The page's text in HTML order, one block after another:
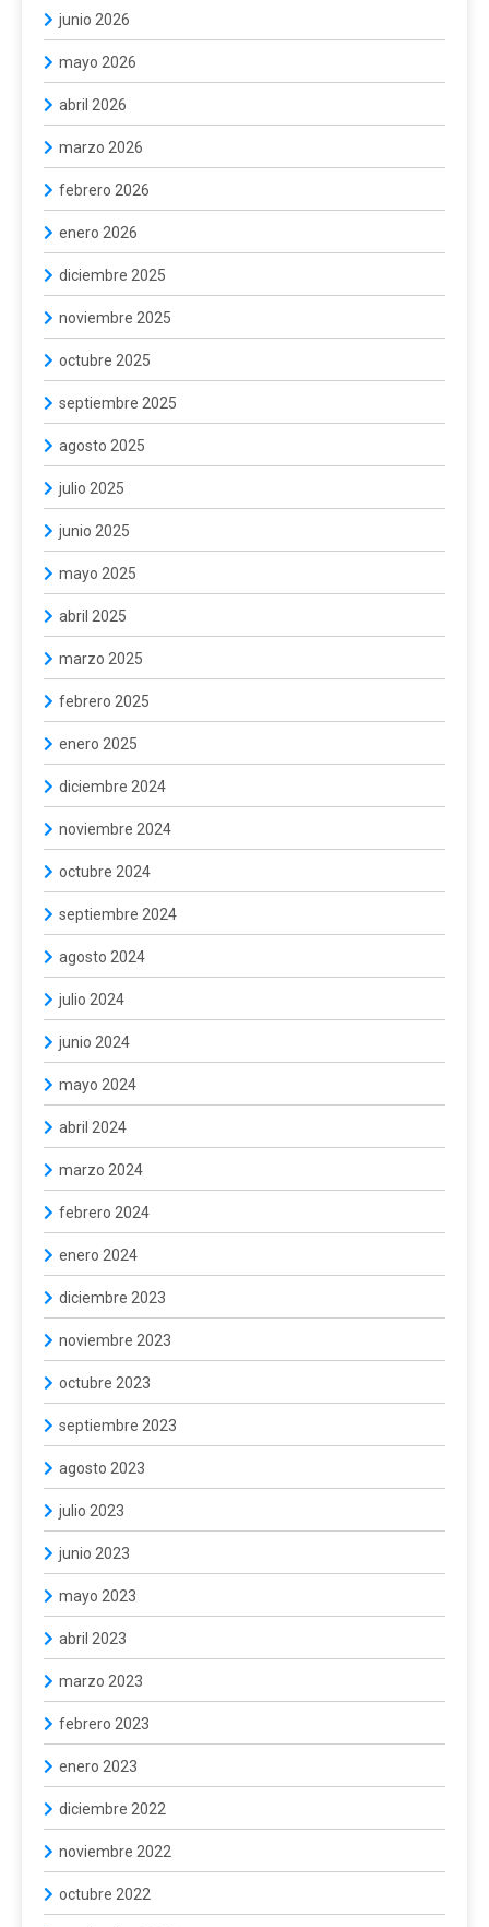
junio 2026
mayo 2026
abril 2026
marzo 2026
febrero 2026
enero 2026
diciembre 2025
noviembre 2025
octubre 2025
septiembre 2025
agosto 2025
julio 2025
junio 2025
mayo 2025
abril 2025
marzo 2025
febrero 2025
enero 2025
diciembre 2024
noviembre 2024
octubre 2024
septiembre 2024
agosto 2024
julio 2024
junio 2024
mayo 2024
abril 2024
marzo 2024
febrero 2024
enero 2024
diciembre 2023
noviembre 2023
octubre 2023
septiembre 2023
agosto 2023
julio 2023
junio 2023
mayo 2023
abril 2023
marzo 2023
febrero 2023
enero 2023
diciembre 2022
noviembre 2022
octubre 2022